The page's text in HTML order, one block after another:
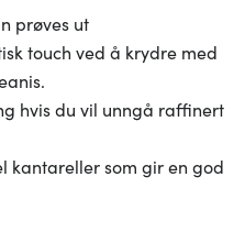
prøves ut
touch ved å krydre med
hvis du vil unngå raffinert
kantareller som gir en god